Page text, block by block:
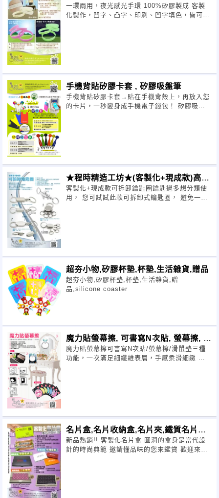
手環
一環兩用，夜光感光手環 100%矽膠製成 客製
化製作，凹字、凸字、印刷、凹字填色，皆可完
手機背貼矽膠卡套 , 矽膠吸盤筆
手機背貼矽膠卡套→貼在手機背殼上，再放入您
的卡片，一秒變身成手機電子錢包！ 矽膠吸盤
★程時精造工坊★(客製化+現成款)高質
感可拆卸鑰匙
客製化+現成款可拆卸鑰匙圈鑰匙過多想分類使
用， 您可試試此款可拆卸式鑰匙圈， 避免一次
超夯小物,矽膠杯墊,杯墊,生活雜貨,贈品
超夯小物,矽膠杯墊,杯墊,生活雜貨,贈
品,silicone coaster
魔力貼螢幕擦, 可書寫N次貼, 螢幕擦, 滑
鼠墊
魔力貼螢幕擦可書寫N次貼/螢幕擦/滑鼠墊三種
功能，一次滿足細纖維表層，手感柔滑細緻 環
名片盒,名片收納盒,名片夾,鐵質名片盒,
鋁質名片盒
新品熱銷!! 客製化名片盒 圓潤的盒身是當代設
計的時尚典範 邀請懂品味的您來鑑賞 歡迎來信